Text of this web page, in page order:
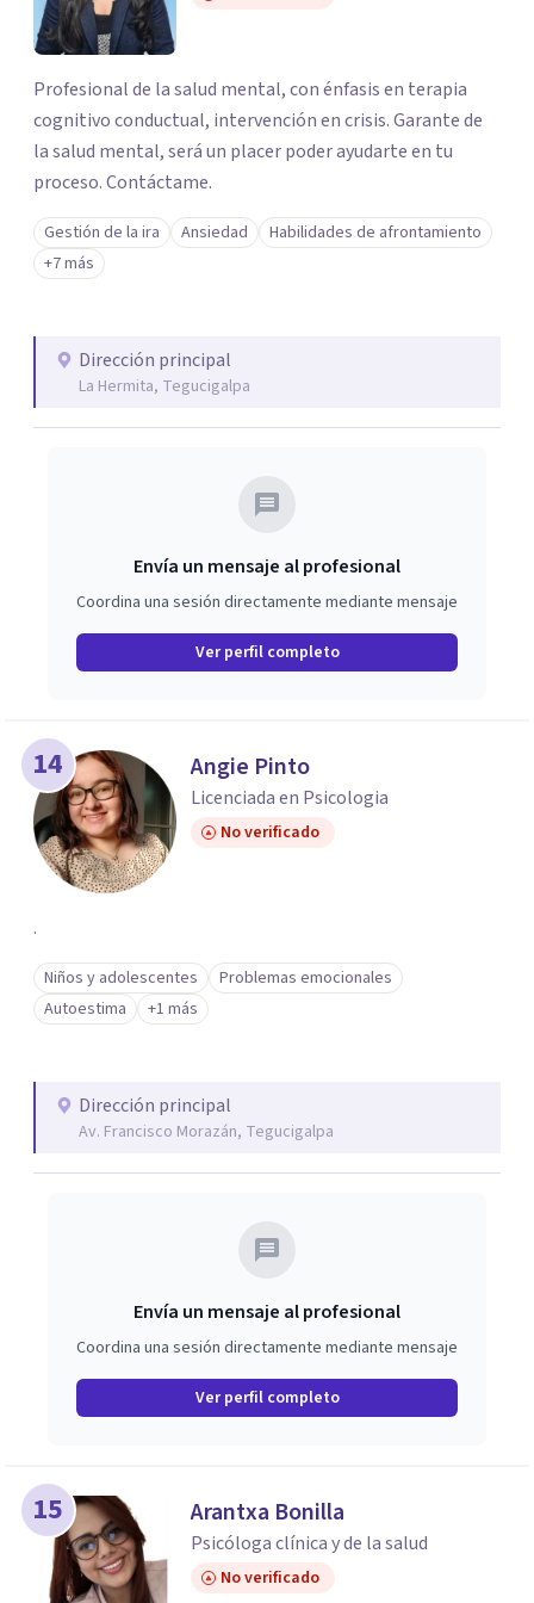
Profesional de la salud mental, con énfasis en terapia
cognitivo conductual, intervención en crisis. Garante de
la salud mental, será un placer poder ayudarte en tu
proceso. Contáctame.
Gestión de la ira Ansiedad
Habilidades de afrontamiento
+7 más
Dirección principal
La Hermita, Tegucigalpa
Envía un mensaje al profesional
Coordina una sesión directamente mediante mensaje
Ver perfil completo
14 Angie Pinto
Licenciada en Psicologia
No verificado
.
Niños y adolescentes
Problemas emocionales
Autoestima
+1 más
Dirección principal
Av. Francisco Morazán, Tegucigalpa
Envía un mensaje al profesional
Coordina una sesión directamente mediante mensaje
Ver perfil completo
15 Arantxa Bonilla
Psicóloga clínica y de la salud
No verificado